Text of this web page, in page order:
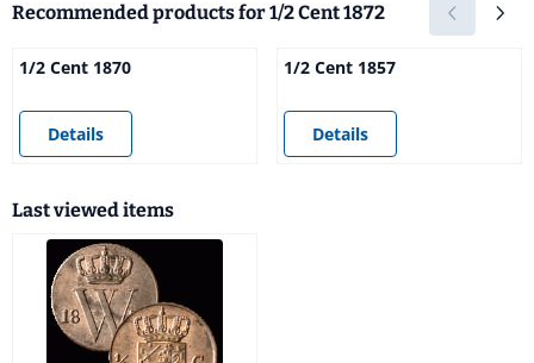
Recommended products for1/2 Cent 1872
1/2 Cent 1870
Price not visible
Details
1/2 Cent 1857
Price not visible
Details
Last viewed items